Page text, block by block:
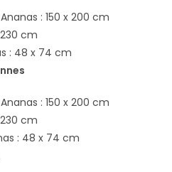
: 150 x 200 cm
cm
: 48 x 74 cm
: 150 x 200 cm
cm
: 48 x 74 cm